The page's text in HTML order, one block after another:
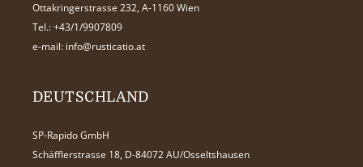
Ottakringerstrasse 232, A-1160 Wien
Tel.: +43/1/9907809
e-mail: info@rusticatio.at
DEUTSCHLAND
SP-Rapido GmbH
Schäfflerstrasse 18, D-84072 AU/Osseltshausen